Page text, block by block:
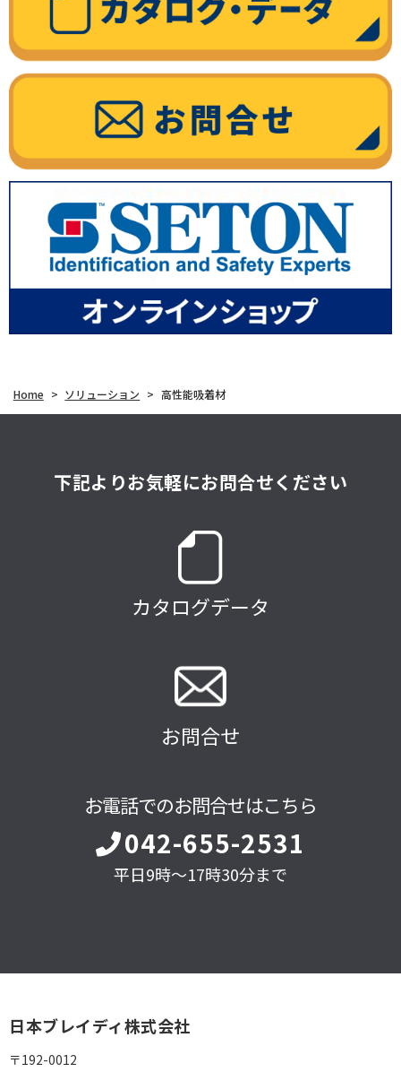
Home > ソリューション > 高性能吸着材
下記よりお気軽にお問合せください
カタログデータ
お問合せ
お電話でのお問合せはこちら
042-655-2531
平日9時～17時30分まで
日本ブレイディ株式会社
〒192-0012